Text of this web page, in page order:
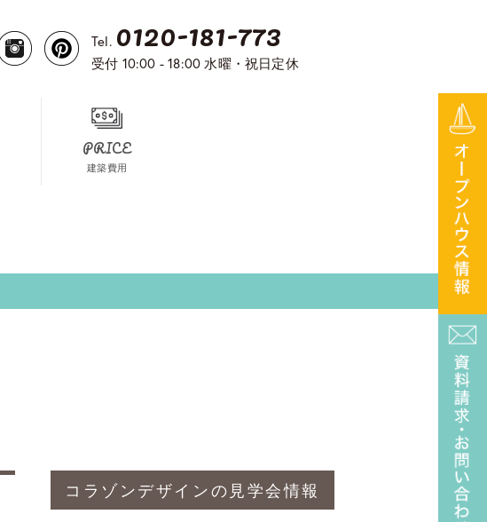
Tel. 0120-181-773
受付 10:00 - 18:00 水曜・祝日定休
PRICE
建築費用
コラゾンデザインの見学会情報